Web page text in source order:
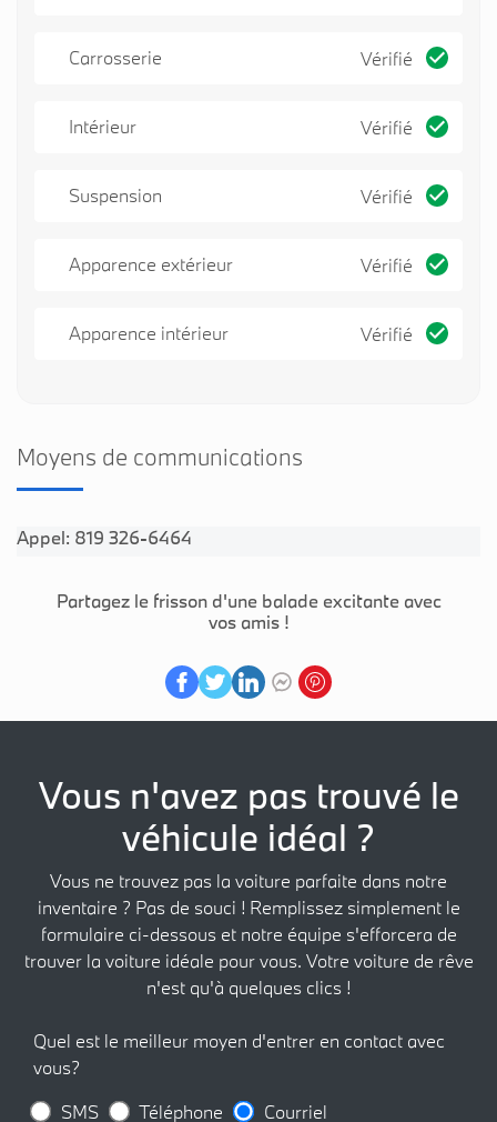
Carrosserie Vérifié
Intérieur Vérifié
Suspension Vérifié
Apparence extérieur Vérifié
Apparence intérieur Vérifié
Moyens de communications
Appel: 819 326-6464
Partagez le frisson d'une balade excitante avec
vos amis !
Vous n'avez pas trouvé le
véhicule idéal ?
Vous ne trouvez pas la voiture parfaite dans notre
inventaire ? Pas de souci ! Remplissez simplement le
formulaire ci-dessous et notre équipe s'efforcera de
trouver la voiture idéale pour vous. Votre voiture de rêve
n'est qu'à quelques clics !
Quel est le meilleur moyen d'entrer en contact avec
vous?
SMS
Téléphone Courriel